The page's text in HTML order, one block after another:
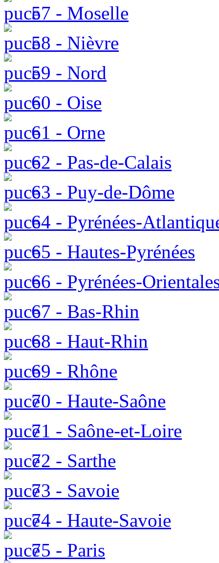
57 - Moselle
58 - Nièvre
59 - Nord
60 - Oise
61 - Orne
62 - Pas-de-Calais
63 - Puy-de-Dôme
64 - Pyrénées-
65 - Hautes-Pyrénées
66 - Pyrénées-
67 - Bas-Rhin
68 - Haut-Rhin
69 - Rhône
70 - Haute-Saône
71 - Saône-et-Loire
72 - Sarthe
73 - Savoie
74 - Haute-Savoie
75 - Paris